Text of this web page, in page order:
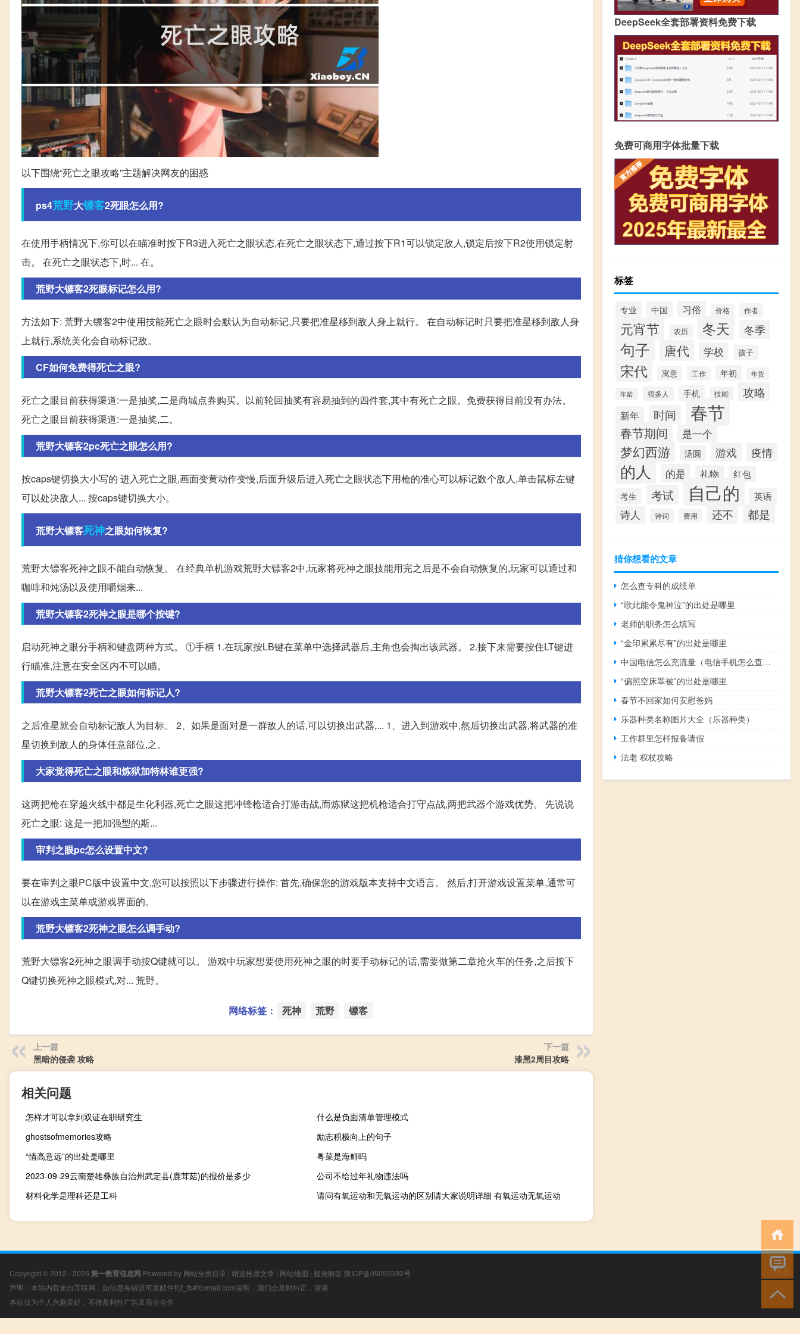
以下围绕“死亡之眼攻略”主题解决网友的困惑
ps4荒野大镖客2死眼怎么用?
在使用手柄情况下,你可以在瞄准时按下R3进入死亡之眼状态,在死亡之眼状态下,通过按下R1可以锁定敌人,锁定后按下R2使用锁定射
击。 在死亡之眼状态下,时... 在。
荒野大镖客2死眼标记怎么用?
方法如下: 荒野大镖客2中使用技能死亡之眼时会默认为自动标记,只要把准星移到敌人身上就行。 在自动标记时只要把准星移到敌人身
上就行,系统美化会自动标记敌。
CF如何免费得死亡之眼?
死亡之眼目前获得渠道:一是抽奖,二是商城点券购买。以前轮回抽奖有容易抽到的四件套,其中有死亡之眼。免费获得目前没有办法。
死亡之眼目前获得渠道:一是抽奖,二。
荒野大镖客2pc死亡之眼怎么用?
按caps键切换大小写的 进入死亡之眼,画面变黄动作变慢,后面升级后进入死亡之眼状态下用枪的准心可以标记数个敌人,单击鼠标左键
可以处决敌人... 按caps键切换大小。
荒野大镖客死神之眼如何恢复?
荒野大镖客死神之眼不能自动恢复。 在经典单机游戏荒野大镖客2中,玩家将死神之眼技能用完之后是不会自动恢复的,玩家可以通过和
咖啡和炖汤以及使用嚼烟来...
荒野大镖客2死神之眼是哪个按键?
启动死神之眼分手柄和键盘两种方式。 ①手柄 1.在玩家按LB键在菜单中选择武器后,主角也会掏出该武器。 2.接下来需要按住LT键进
行瞄准,注意在安全区内不可以瞄。
荒野大镖客2死亡之眼如何标记人?
之后准星就会自动标记敌人为目标。 2、如果是面对是一群敌人的话,可以切换出武器,... 1、进入到游戏中,然后切换出武器,将武器的准
星切换到敌人的身体任意部位,之。
大家觉得死亡之眼和炼狱加特林谁更强?
这两把枪在穿越火线中都是生化利器,死亡之眼这把冲锋枪适合打游击战,而炼狱这把机枪适合打守点战,两把武器个游戏优势。 先说说
死亡之眼: 这是一把加强型的斯...
审判之眼pc怎么设置中文?
要在审判之眼PC版中设置中文,您可以按照以下步骤进行操作: 首先,确保您的游戏版本支持中文语言。 然后,打开游戏设置菜单,通常可
以在游戏主菜单或游戏界面的。
荒野大镖客2死神之眼怎么调手动?
荒野大镖客2死神之眼调手动按Q键就可以。 游戏中玩家想要使用死神之眼的时要手动标记的话,需要做第二章抢火车的任务,之后按下
Q键切换死神之眼模式,对... 荒野。
网络标签： 死神 荒野 镖客
上一篇
黑暗的侵袭 攻略
下一篇
漆黑2周目攻略
相关问题
怎样才可以拿到双证在职研究生
什么是负面清单管理模式
ghostsofmemories攻略
励志积极向上的句子
“情高意远”的出处是哪里
粤菜是海鲜吗
2023-09-29云南楚雄彝族自治州武定县(鹿茸菇)的报价是多少
公司不给过年礼物违法吗
材料化学是理科还是工科
请问有氧运动和无氧运动的区别请大家说明详细 有氧运动无氧运动
DeepSeek全套部署资料免费下载
免费可商用字体批量下载
标签
专业 中国 习俗 价格 作者
元宵节 农历 冬天 冬季
句子 唐代 学校 孩子
宋代 寓意 工作 年初 年货
年龄 很多人 手机 技能 攻略
新年 时间 春节
春节期间 是一个
梦幻西游 汤圆 游戏 疫情
的人 的是 礼物
红包
考生
考试 自己的 英语
诗人 诗词 费用 还不 都是
猜你想看的文章
怎么查专科的成绩单
“歌此能令鬼神泣”的出处是哪里
老师的职务怎么填写
“金印累累尽有”的出处是哪里
中国电信怎么充流量（电信手机怎么查流量）
“偏照空床翠被”的出处是哪里
春节不回家如何安慰爸妈
乐器种类名称图片大全（乐器种类）
工作群里怎样报备请假
法老 权杖攻略
Copyright © 2012 - 2026 第一教育信息网 Powered by 网站分类目录 | 精选推荐文章 | 网站地图 | 疑难解答 陕ICP备05055592号
声明：本站内容来自互联网，如信息有错误可发邮件到f_fb#foxmail.com说明，我们会及时纠正，谢谢
本站仅为个人兴趣爱好，不接盈利性广告及商业合作
小男孩